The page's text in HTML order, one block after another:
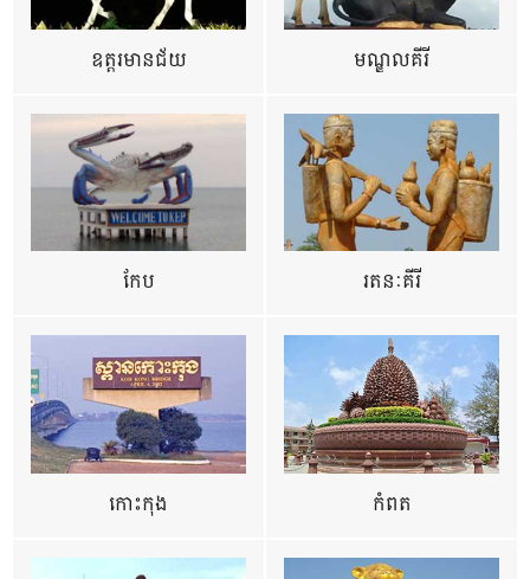
ឧត្ដរមានជ័យ មណ្ឌលគីរី
កែប រតនៈគីរី
កោះកុង កំពត